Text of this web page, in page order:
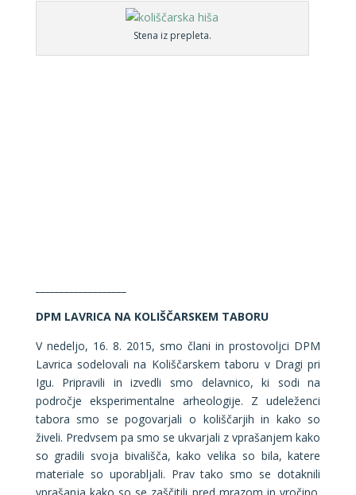
Stena iz prepleta.
DPM LAVRICA NA KOLIŠČARSKEM TABORU
V nedeljo, 16. 8. 2015, smo člani in prostovoljci DPM
Lavrica sodelovali na Koliščarskem taboru v Dragi pri
Igu. Pripravili in izvedli smo delavnico, ki sodi na
področje eksperimentalne arheologije. Z udeleženci
tabora smo se pogovarjali o koliščarjih in kako so
živeli. Predvsem pa smo se ukvarjali z vprašanjem kako
so gradili svoja bivališča, kako velika so bila, katere
materiale so uporabljali. Prav tako smo se dotaknili